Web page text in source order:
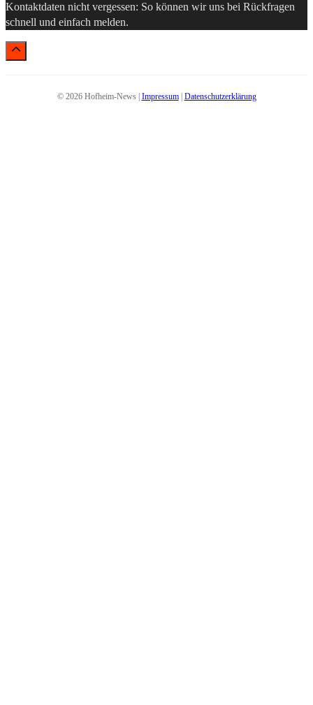
Kontaktdaten nicht vergessen: So können wir uns bei Rückfragen
schnell und einfach melden.
© 2026 Hofheim-News | Impressum| Datenschutzerklärung